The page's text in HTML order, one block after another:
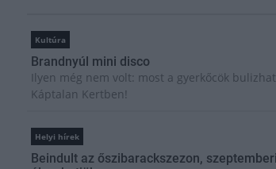
Kultúra
Brandnyúl mini disco
Ilyen még nem volt: most a gyerkőcök
Káptalan Kertben!
Helyi hírek
Beindult az őszibarackszezon,